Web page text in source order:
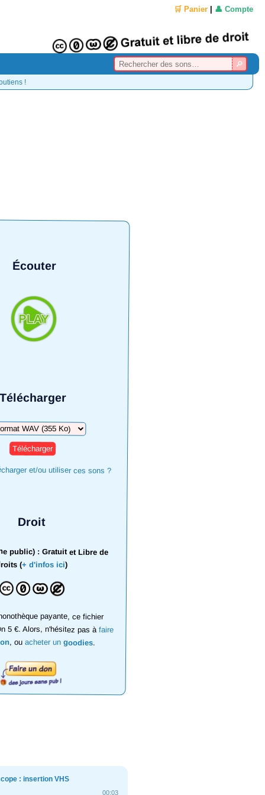
🛒 Panier 👤 Compte
!
Écouter
Télécharger
et/ou utiliser ces sons ?
Droit
public) : Gratuit et Libre de
(+ d'infos ici)
payante, ce fichier
5 €. Alors, n'hésitez pas àfaire
, ouacheter ungoodies.
: insertion VHS
00:03